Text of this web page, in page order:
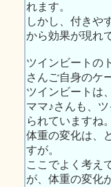
れます。
しかし、付きや
から効果が現れ
ツインビートの
さんご自身のケ
ツインビートは
ママ♪さんも、
られていますね
体重の変化は、
すが。
ここでよく考え
が、体重の変化